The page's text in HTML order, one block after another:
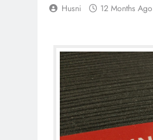
Husni 12 Months Ago